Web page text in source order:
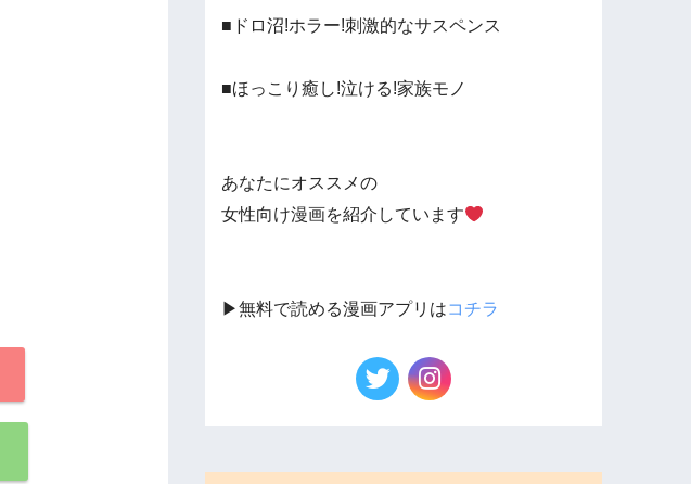
■ドロ沼!ホラー!刺激的なサスペンス
■ほっこり癒し!泣ける!家族モノ
あなたにオススメの
女性向け漫画を紹介しています
▶︎無料で読める漫画アプリはコチラ